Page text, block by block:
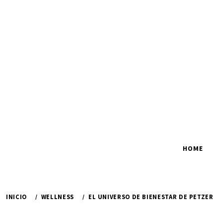
HOME
INICIO WELLNESS EL UNIVERSO DE BIENESTAR DE PETZER